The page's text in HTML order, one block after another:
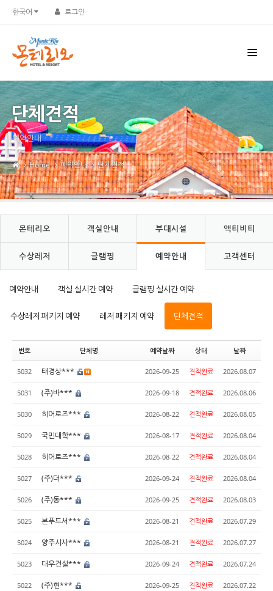
한국어 로그인
단체견적
예약안내
Home 예약안내 단체견적
몬테리오 객실안내 부대시설 액티비티
수상레저 글램핑 예약안내 고객센터
예약안내 객실 실시간 예약 글램핑 실시간 예약
수상레저 패키지 예약 레저 패키지 예약 단체견적
번호 단체명 예약날짜 상태 날짜
5032 태경상*** 2026-09-25 견적완료 2026.08.07
5031 (주)바*** 2026-09-18 견적완료 2026.08.06
5030 히어로즈*** 2026-08-22 견적완료 2026.08.05
5029 국민대학*** 2026-08-17 견적완료 2026.08.04
5028 히어로즈*** 2026-08-22 견적완료 2026.08.04
5027 (주)더*** 2026-09-24 견적완료 2026.08.04
5026 (주)동*** 2026-09-25 견적완료 2026.08.03
5025 본푸드서*** 2026-08-21 견적완료 2026.07.29
5024 양주시사*** 2026-08-21 견적완료 2026.07.27
5023 대우건설*** 2026-09-24 견적완료 2026.07.24
5022 (주)현*** 2026-09-25 견적완료 2026.07.22
Sketchbook5, 스케치북5